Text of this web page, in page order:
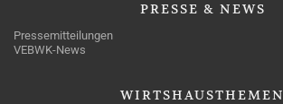
PRESSE & NEWS
Pressemitteilungen
VEBWK-News
WIRTSHAUSTHEMEN